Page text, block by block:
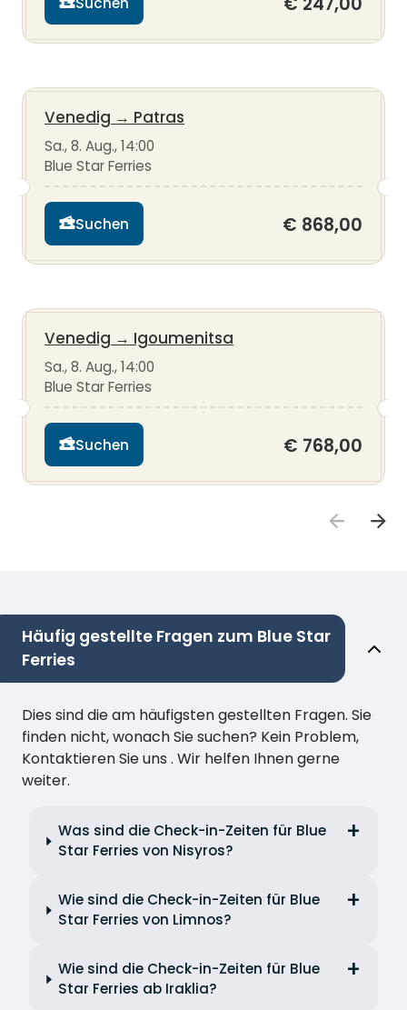
Venedig → Patras
Sa., 8. Aug., 14:00
Blue Star Ferries
Suchen € 868,00
Venedig → Igoumenitsa
Sa., 8. Aug., 14:00
Blue Star Ferries
Suchen € 768,00
Häufig gestellte Fragen zum Blue Star
Ferries
Dies sind die am häufigsten gestellten Fragen. Sie
finden nicht, wonach Sie suchen? Kein Problem,
Kontaktieren Sie uns . Wir helfen Ihnen gerne
weiter.
Was sind die Check-in-Zeiten für Blue
Star Ferries von Nisyros?
Wie sind die Check-in-Zeiten für Blue
Star Ferries von Limnos?
Wie sind die Check-in-Zeiten für Blue
Star Ferries ab Iraklia?